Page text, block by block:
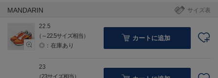
サイズ表
MANDARIN
22.5
（～22.5サイズ相当）
◎：在庫あり
カートに追加
23
（23サイズ相当）